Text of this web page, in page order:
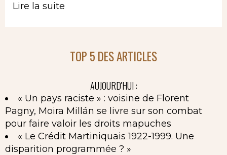
Lire la suite
TOP 5 DES ARTICLES
AUJOURD'HUI :
« Un pays raciste » : voisine de Florent
Pagny, Moira Millán se livre sur son combat
pour faire valoir les droits mapuches
« Le Crédit Martiniquais 1922-1999. Une
disparition programmée ? »